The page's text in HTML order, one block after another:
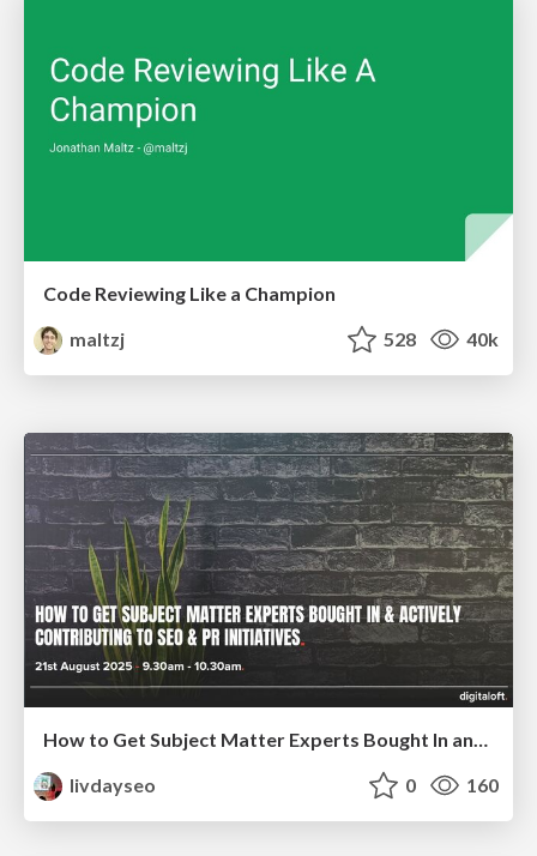
Code Reviewing Like a Champion
maltzj
528 40k
How to Get Subject Matter Experts Bought In and Actively Contributing to SEO & PR Initiatives.
livdayseo
0 160